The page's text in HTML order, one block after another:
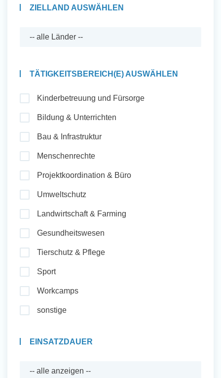
Auslandserfahrung Sammeln
Initiativbewerbung
ZIELLAND AUSWÄHLEN
TÄTIGKEITSBEREICH(E) AUSWÄHLEN
Kinderbetreuung und Fürsorge
Bildung & Unterrichten
Bau & Infrastruktur
Menschenrechte
Projektkoordination & Büro
Umweltschutz
Landwirtschaft & Farming
Gesundheitswesen
Tierschutz & Pflege
Sport
Workcamps
sonstige
EINSATZDAUER